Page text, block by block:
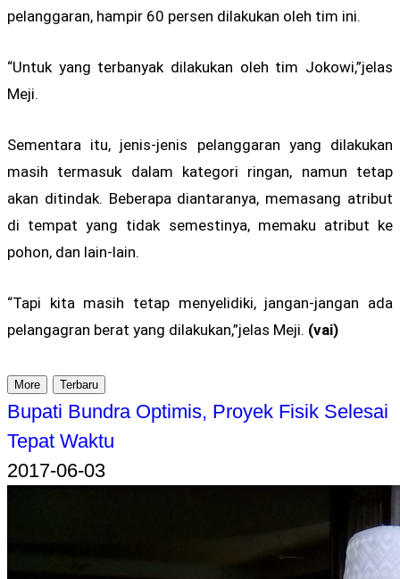
pelanggaran, hampir 60 persen dilakukan oleh tim ini.
“Untuk yang terbanyak dilakukan oleh tim Jokowi,”jelas
Meji.
Sementara itu, jenis-jenis pelanggaran yang dilakukan
masih termasuk dalam kategori ringan, namun tetap
akan ditindak. Beberapa diantaranya, memasang atribut
di tempat yang tidak semestinya, memaku atribut ke
pohon, dan lain-lain.
“Tapi kita masih tetap menyelidiki, jangan-jangan ada
pelangagran berat yang dilakukan,”jelas Meji. (vai)
More Terbaru
Bupati Bundra Optimis, Proyek Fisik Selesai
Tepat Waktu
2017-06-03